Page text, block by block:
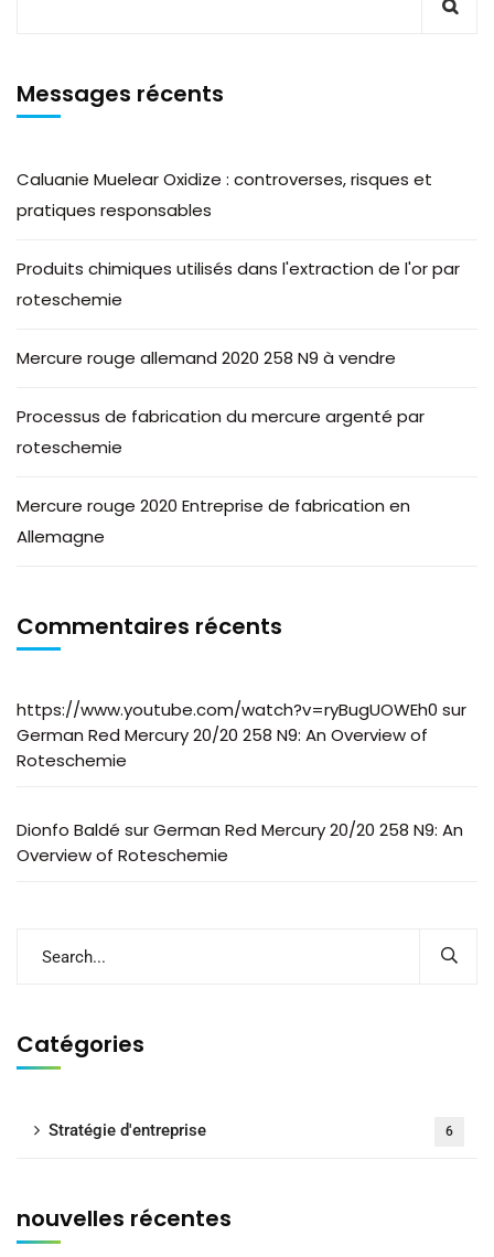
Messages récents
Caluanie Muelear Oxidize : controverses, risques et
pratiques responsables
Produits chimiques utilisés dans l'extraction de l'or par
roteschemie
Mercure rouge allemand 2020 258 N9 à vendre
Processus de fabrication du mercure argenté par
roteschemie
Mercure rouge 2020 Entreprise de fabrication en
Allemagne
Commentaires récents
https://www.youtube.com/watch?v=ryBugUOWEh0 sur
German Red Mercury 20/20 258 N9: An Overview of
Roteschemie
Dionfo Baldé surGerman Red Mercury 20/20 258 N9: An
Overview of Roteschemie
Catégories
Stratégie d'entreprise 6
nouvelles récentes